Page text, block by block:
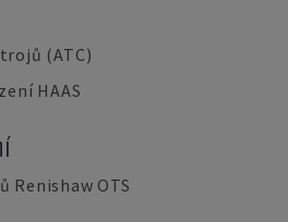
(ATC)
HAAS
Renishaw OTS